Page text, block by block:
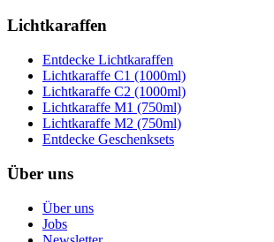
Lichtkaraffen
Entdecke Lichtkaraffen
Lichtkaraffe C1 (1000ml)
Lichtkaraffe C2 (1000ml)
Lichtkaraffe M1 (750ml)
Lichtkaraffe M2 (750ml)
Entdecke Geschenksets
Über uns
Über uns
Jobs